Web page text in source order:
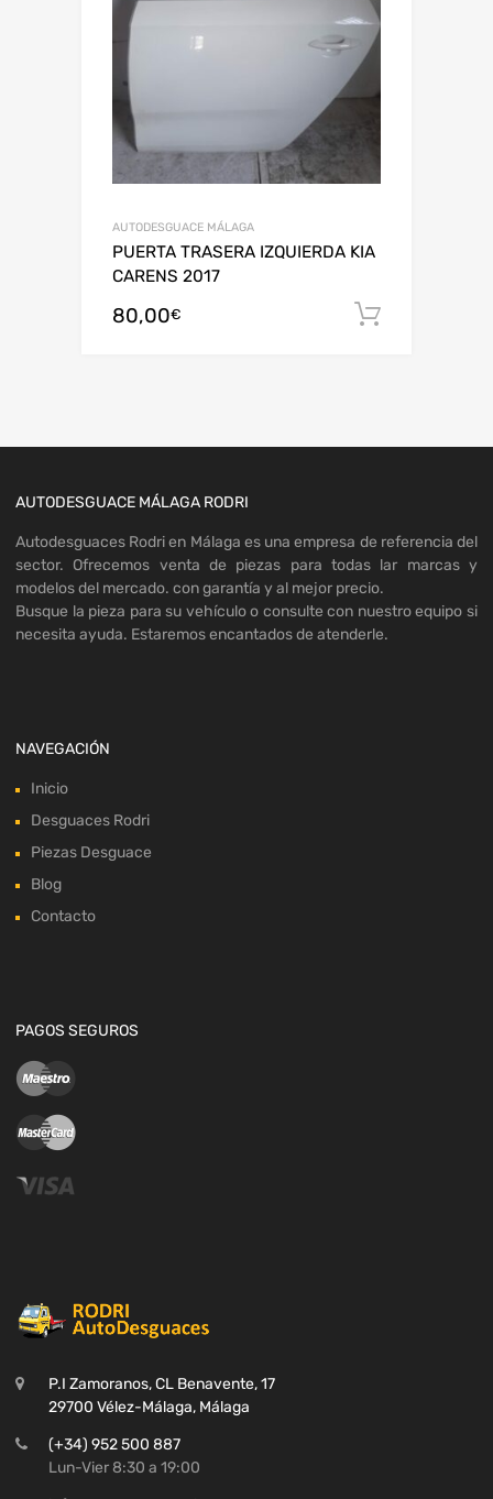
AUTODESGUACE MÁLAGA
PUERTA TRASERA IZQUIERDA KIA
CARENS 2017
80,00€
AUTODESGUACE MÁLAGA RODRI
Autodesguaces Rodri en Málaga es una empresa de referencia del
sector. Ofrecemos venta de piezas para todas lar marcas y
modelos del mercado. con garantía y al mejor precio.
Busque la pieza para su vehículo o consulte con nuestro equipo si
necesita ayuda. Estaremos encantados de atenderle.
NAVEGACIÓN
Inicio
Desguaces Rodri
Piezas Desguace
Blog
Contacto
PAGOS SEGUROS
P.I Zamoranos, CL Benavente, 17
29700 Vélez-Málaga, Málaga
(+34) 952 500 887
Lun-Vier 8:30 a 19:00